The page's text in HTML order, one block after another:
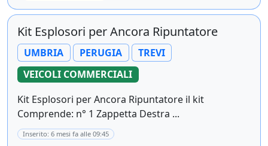
Kit Esplosori per Ancora Ripuntatore
UMBRIA PERUGIA
TREVI
VEICOLI COMMERCIALI
Kit Esplosori per Ancora Ripuntatore il kit
Comprende: n° 1 Zappetta Destra ...
Inserito: 6 mesi fa alle 09:45